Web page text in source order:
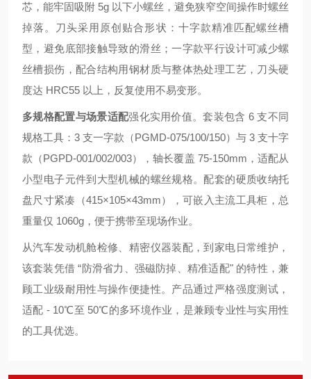
芯，能牢固吸附 5g 以下小螺丝，避免狭窄空间操作时螺丝
掉落。刀头采用原创贴合形状：十字款精准匹配螺丝槽
型，避免底部接触导致的滑丝；一字款平行设计可减少螺
丝槽损伤，配合结构用钢材质与整体热处理工艺，刀头硬
度达 HRC55 以上，反复使用不易变形。
多规格配置与场景适配强化实用价值。套装包含 6 支不同
规格工具：3 支一字款（PGMD-075/100/150）与 3 支十字
款（PGPD-001/002/003），轴长覆盖 75-150mm，适配从
小型电子元件到大型机械的螺丝规格。配套的硬质收纳托
盘尺寸紧凑（415×105×43mm），可嵌入主流工具柜，总
重量仅 1060g，便于携带至现场作业。
从汽车发动机舱检修、精密仪器装配，到家电日常维护，
该套装凭借 “防滑省力、强磁防掉、精准适配" 的特性，兼
顾工业级耐用性与操作便捷性。产品通过严格强度测试，
适配 - 10℃至 50℃的多环境作业，是兼顾专业性与实用性
的工具优选。